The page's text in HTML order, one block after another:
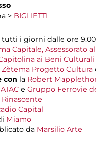
> BIGLIETTI
i giorni dalle ore 9.00
Capitale,
ai Beni Culturali
Zètema Progetto Cultura
con la Robert
ATAC e Gruppo Ferrovie
Rinascente
Capital
Miamo
da Marsilio Arte